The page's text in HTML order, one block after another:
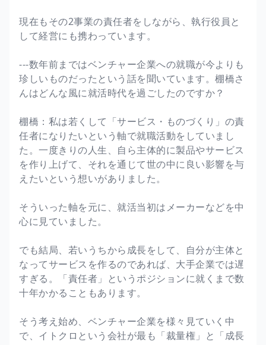
現在もその2事業の責任者をしながら、執行役員と
して経営にも携わっています。
---数年前まではベンチャー企業への就職が今よりも
珍しいものだったという話を聞いています。棚橋さ
んはどんな風に就活時代を過ごしたのですか？
棚橋：私は若くして「サービス・ものづくり」の責
任者になりたいという軸で就職活動をしていまし
た。一度きりの人生、自ら主体的に製品やサービス
を作り上げて、それを通じて世の中に良い影響を与
えたいという想いがありました。
そういった軸を元に、就活当初はメーカーなどを中
心に見ていました。
でも結局、若いうちから成長をして、自分が主体と
なってサービスを作るのであれば、大手企業では遅
すぎる。「責任者」というポジションに就くまで数
十年かかることもあります。
そう考え始め、ベンチャー企業を様々見ていく中
で、イトクロという会社が最も「裁量権」と「成長